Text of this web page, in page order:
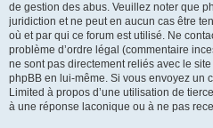
de gestion des abus. Veuillez noter que
juridiction et ne peut en aucun cas être
où et par qui ce forum est utilisé. Ne
problème d’ordre légal (commentaire
ne sont pas directement reliés avec le
phpBB en lui-même. Si vous envoyez un
Limited à propos d’une utilisation de
à une réponse laconique ou à ne pas